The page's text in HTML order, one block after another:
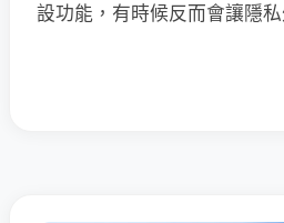
設功能，有時候反而會讓隱私